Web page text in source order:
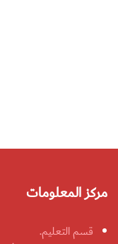
مركز المعلومات
قسم التعليم.